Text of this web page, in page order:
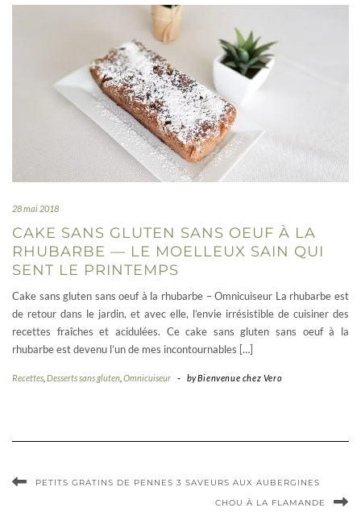
28 mai 2018
CAKE SANS GLUTEN SANS OEUF À LA
RHUBARBE — LE MOELLEUX SAIN QUI
SENT LE PRINTEMPS
Cake sans gluten sans oeuf à la rhubarbe – Omnicuiseur La rhubarbe est
de retour dans le jardin, et avec elle, l’envie irrésistible de cuisiner des
recettes fraîches et acidulées. Ce cake sans gluten sans oeuf à la
rhubarbe est devenu l’un de mes incontournables […]
Recettes Desserts sans gluten Omnicuiseur - byBienvenue chez Vero
PETITS GRATINS DE PENNES 3 SAVEURS AUX AUBERGINES
CHOU À LA FLAMANDE